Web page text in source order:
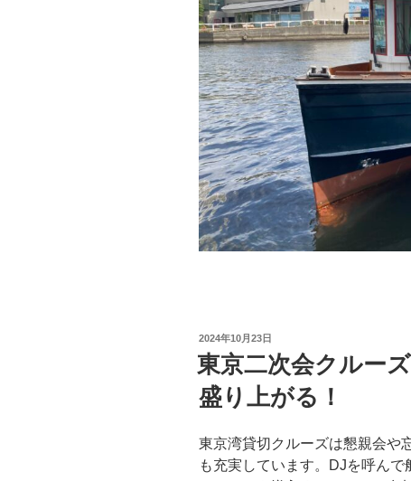
投
稿
日:
2024年10月23日
東京二次会クルー
盛り上がる！
東京湾貸切クルーズは懇親会や
も充実しています。DJを呼んで